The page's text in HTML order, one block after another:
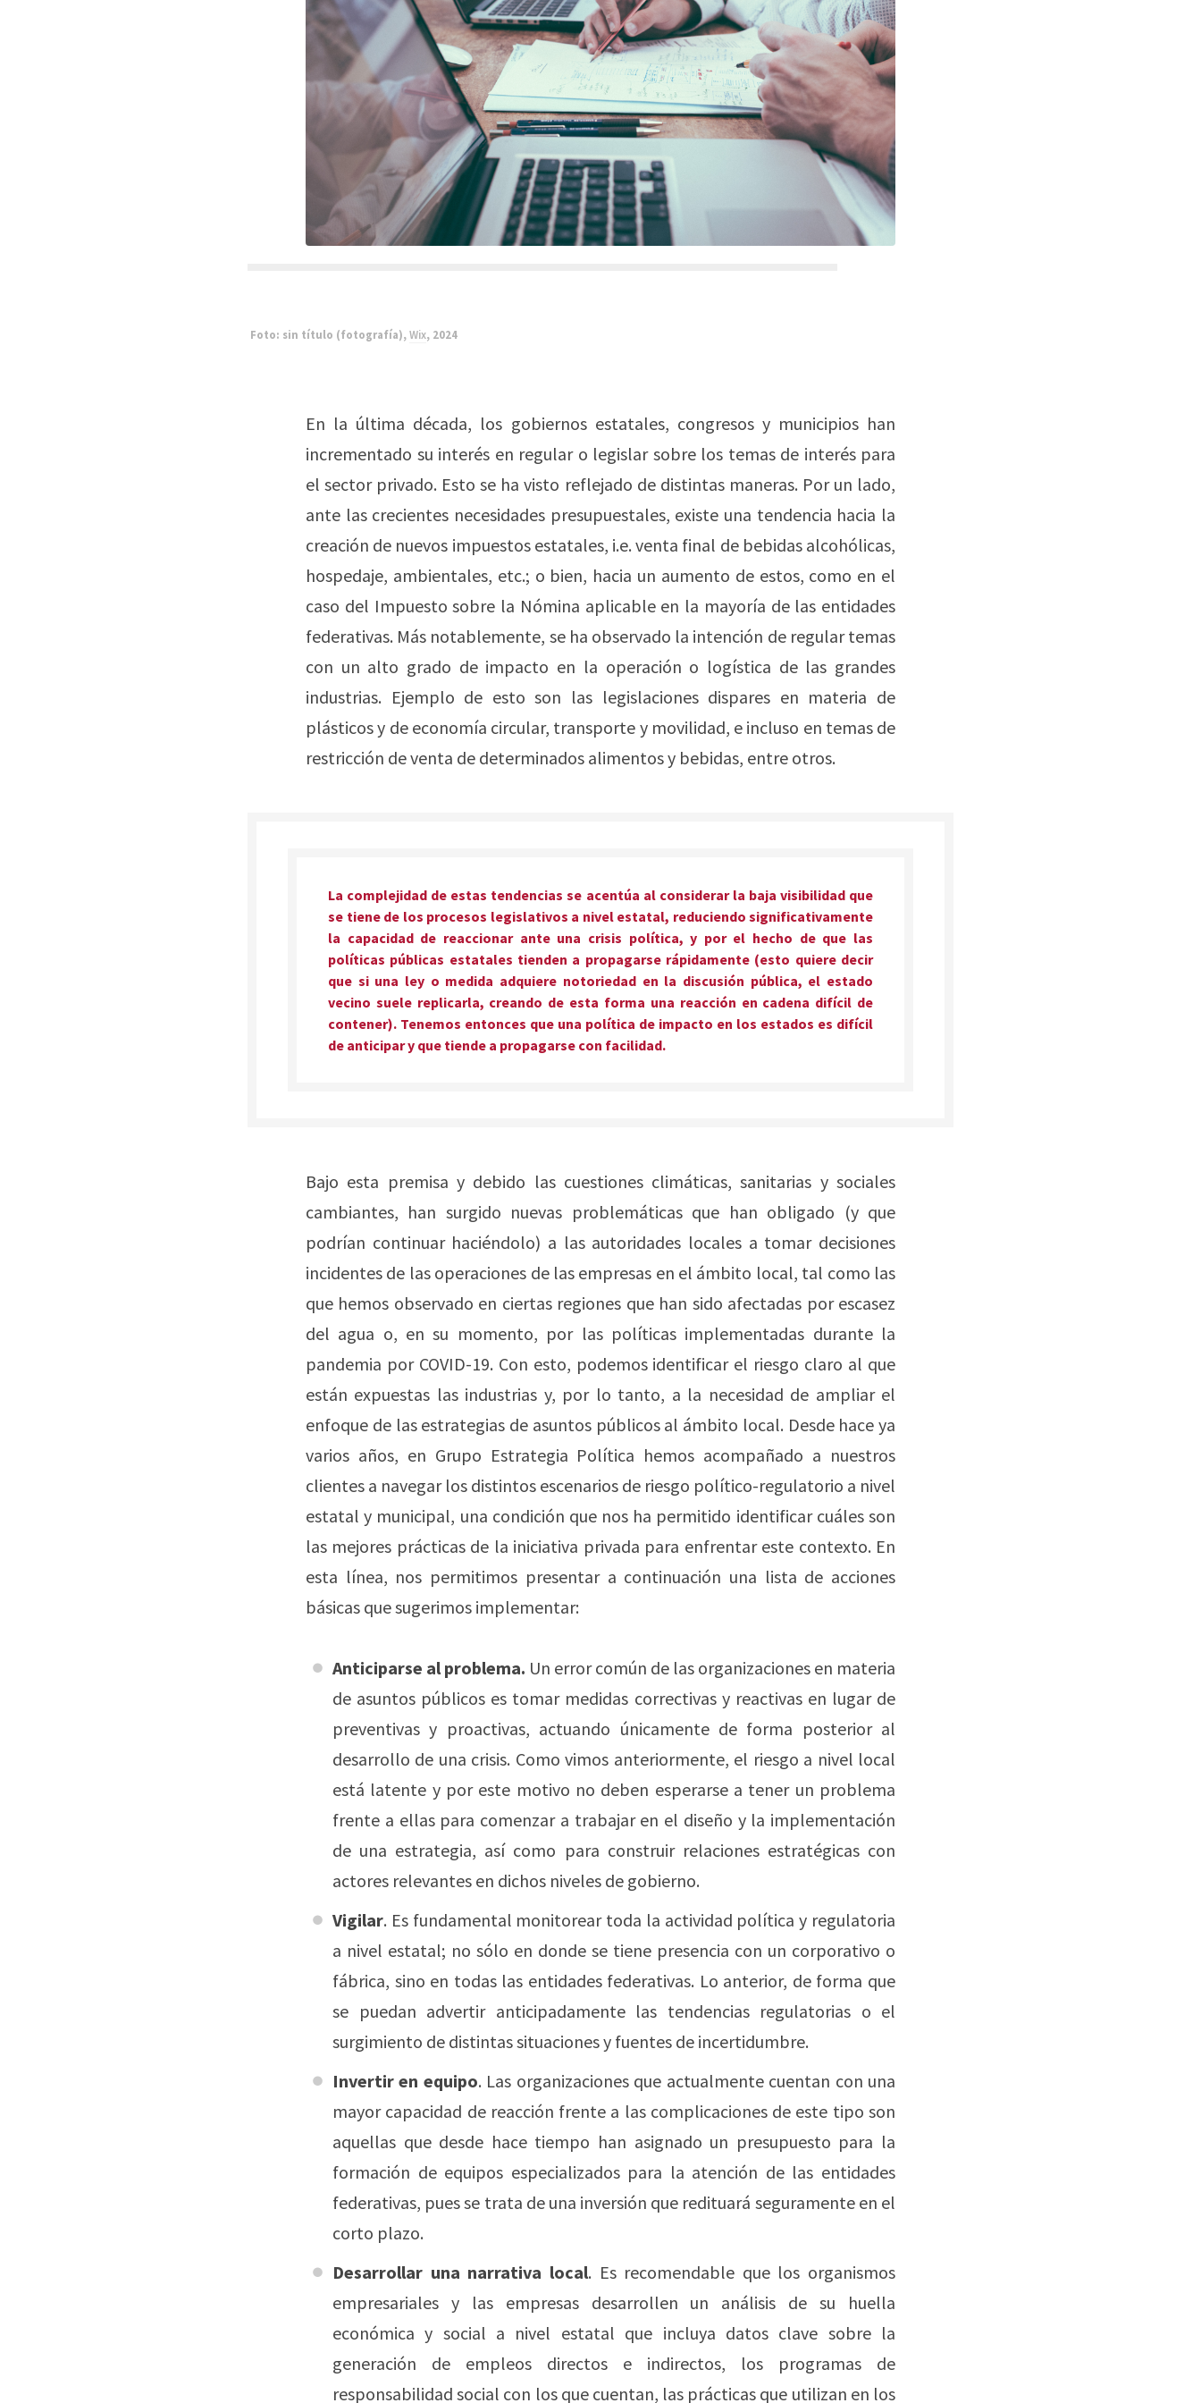
Foto: sin título (fotografía), Wix, 2024
En la última década, los gobiernos estatales, congresos y municipios han
incrementado su interés en regular o legislar sobre los temas de interés para
el sector privado. Esto se ha visto reflejado de distintas maneras. Por un lado,
ante las crecientes necesidades presupuestales, existe una tendencia hacia la
creación de nuevos impuestos estatales, i.e. venta final de bebidas alcohólicas,
hospedaje, ambientales, etc.; o bien, hacia un aumento de estos, como en el
caso del Impuesto sobre la Nómina aplicable en la mayoría de las entidades
federativas. Más notablemente, se ha observado la intención de regular temas
con un alto grado de impacto en la operación o logística de las grandes
industrias. Ejemplo de esto son las legislaciones dispares en materia de
plásticos y de economía circular, transporte y movilidad, e incluso en temas de
restricción de venta de determinados alimentos y bebidas, entre otros.
La complejidad de estas tendencias se acentúa al considerar la baja visibilidad que
se tiene de los procesos legislativos a nivel estatal, reduciendo significativamente
la capacidad de reaccionar ante una crisis política, y por el hecho de que las
políticas públicas estatales tienden a propagarse rápidamente (esto quiere decir
que si una ley o medida adquiere notoriedad en la discusión pública, el estado
vecino suele replicarla, creando de esta forma una reacción en cadena difícil de
contener). Tenemos entonces que una política de impacto en los estados es difícil
de anticipar y que tiende a propagarse con facilidad.
Bajo esta premisa y debido las cuestiones climáticas, sanitarias y sociales
cambiantes, han surgido nuevas problemáticas que han obligado (y que
podrían continuar haciéndolo) a las autoridades locales a tomar decisiones
incidentes de las operaciones de las empresas en el ámbito local, tal como las
que hemos observado en ciertas regiones que han sido afectadas por escasez
del agua o, en su momento, por las políticas implementadas durante la
pandemia por COVID-19. Con esto, podemos identificar el riesgo claro al que
están expuestas las industrias y, por lo tanto, a la necesidad de ampliar el
enfoque de las estrategias de asuntos públicos al ámbito local. Desde hace ya
varios años, en Grupo Estrategia Política hemos acompañado a nuestros
clientes a navegar los distintos escenarios de riesgo político-regulatorio a nivel
estatal y municipal, una condición que nos ha permitido identificar cuáles son
las mejores prácticas de la iniciativa privada para enfrentar este contexto. En
esta línea, nos permitimos presentar a continuación una lista de acciones
básicas que sugerimos implementar:
Anticiparse al problema. Un error común de las organizaciones en materia
de asuntos públicos es tomar medidas correctivas y reactivas en lugar de
preventivas y proactivas, actuando únicamente de forma posterior al
desarrollo de una crisis. Como vimos anteriormente, el riesgo a nivel local
está latente y por este motivo no deben esperarse a tener un problema
frente a ellas para comenzar a trabajar en el diseño y la implementación
de una estrategia, así como para construir relaciones estratégicas con
actores relevantes en dichos niveles de gobierno.
Vigilar. Es fundamental monitorear toda la actividad política y regulatoria
a nivel estatal; no sólo en donde se tiene presencia con un corporativo o
fábrica, sino en todas las entidades federativas. Lo anterior, de forma que
se puedan advertir anticipadamente las tendencias regulatorias o el
surgimiento de distintas situaciones y fuentes de incertidumbre.
Invertir en equipo. Las organizaciones que actualmente cuentan con una
mayor capacidad de reacción frente a las complicaciones de este tipo son
aquellas que desde hace tiempo han asignado un presupuesto para la
formación de equipos especializados para la atención de las entidades
federativas, pues se trata de una inversión que redituará seguramente en el
corto plazo.
Desarrollar una narrativa local. Es recomendable que los organismos
empresariales y las empresas desarrollen un análisis de su huella
económica y social a nivel estatal que incluya datos clave sobre la
generación de empleos directos e indirectos, los programas de
responsabilidad social con los que cuentan, las prácticas que utilizan en los